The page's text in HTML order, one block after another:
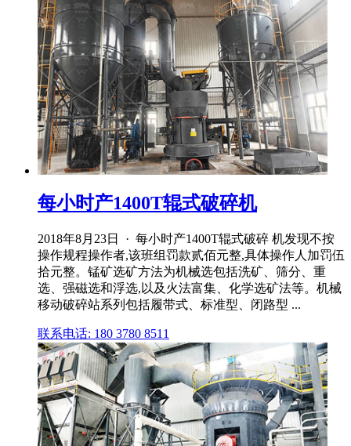
每小时产1400T辊式破碎机
2018年8月23日 · 每小时产1400T辊式破碎 机发现不按
操作规程操作者,该班组罚款贰佰元整,具体操作人加罚伍
拾元整。锰矿选矿方法为机械选包括洗矿、筛分、重
选、强磁选和浮选,以及火法富集、化学选矿法等。机械
移动破碎站系列包括履带式、标准型、闭路型 ...
联系电话: 180 3780 8511